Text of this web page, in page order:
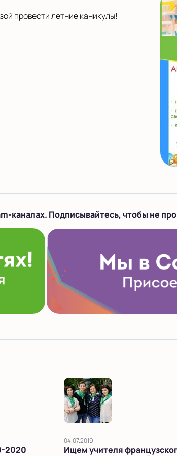
провести летние каникулы!
каналах. Подписывайтесь, чтобы не
2020
04.07.2019
Ищем учителя